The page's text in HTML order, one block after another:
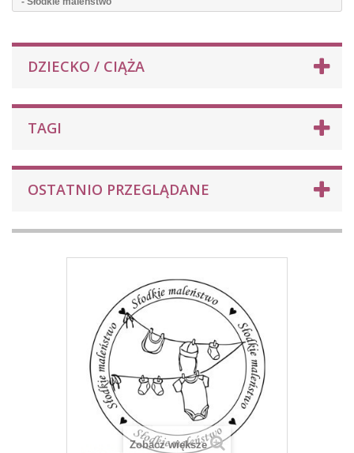
DZIECKO / CIĄŻA
TAGI
OSTATNIO PRZEGLĄDANE
Zobacz większe